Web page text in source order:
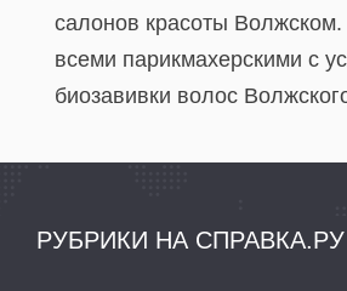
салонов красоты Волжском.
всеми парикмахерскими с
биозавивки волос
РУБРИКИ НА СПРАВКА.РУ